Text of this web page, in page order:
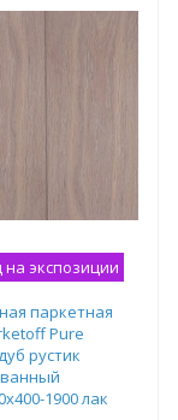
экспозиции
паркетная
Pure
рустик
1900 лак